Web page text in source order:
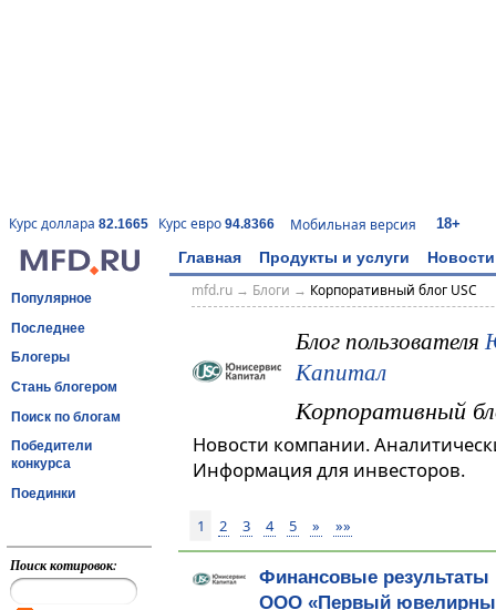
Курс доллара 82.1665 Курс евро 94.8366 Мобильная версия 18+
Главная Продукты и услуги Новости
Популярное
Последнее
Блогеры
Стань блогером
Поиск по блогам
Победители
конкурса
Поединки
Поиск котировок:
mfd.ru→ Блоги → Корпоративный блог USC
Блог пользователя
Капитал
Корпоративный
Новости компании.
Информация для инвесторов.
1 2 3 4 5 » »»
Финансовые результаты
ООО «Первый ювелирный